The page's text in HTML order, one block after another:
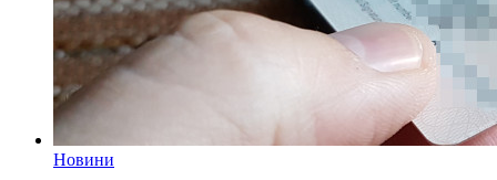
Новини